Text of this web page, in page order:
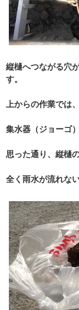
縦樋へつながる穴
す。
上からの作業では
集水器（ジョーゴ
思った通り、縦樋
全く雨水が流れな